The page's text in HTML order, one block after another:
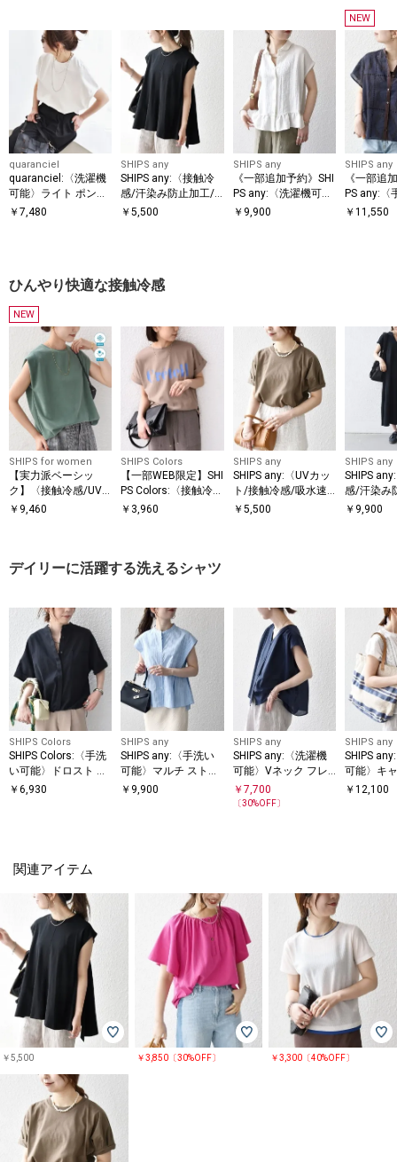
quaranciel
quaranciel:〈洗濯機
可能〉ライト ポンチ
コンパクト フレンチ
￥ 7,480
SHIPS any
SHIPS any:〈接触冷
感/汗染み防止加工/
洗濯機可能〉Aライン
￥5,500
SHIPS any
《一部追加予約》SHI
PS any:〈洗濯機可
能〉カラミ フレンチ
￥ 9,900
NEW
SHIPS any
《一部追
PS any:〈
能〉エン
￥11,550
ひんやり快適な接触冷感
NEW
SHIPS for women
【実力派ベーシッ
ク】〈接触冷感/UV
カット〉マイクロ パ
￥ 9,460
SHIPS Colors
【一部WEB限定】SHI
PS Colors:〈接触冷
感・UVカット〉ビッ
￥ 3,960
SHIPS any
SHIPS any:〈UVカッ
ト/接触冷感/吸水速
乾/洗濯機可能〉USA
￥ 5,500
SHIPS any
SHIPS
感/汗染み
洗濯機可
￥ 9,900
デイリーに活躍する洗えるシャツ
SHIPS Colors
SHIPS Colors:〈手洗
い可能〉ドロスト シ
ャツ◇
￥ 6,930
SHIPS any
SHIPS any:〈手洗い
可能〉マルチ ストラ
イプ ペプラム シャツ
￥ 9,900
SHIPS any
SHIPS any:〈洗濯機
可能〉Vネック フレ
ンチ ギャザー ブラウ
ス
￥ 7,700
〔30%OFF〕
SHIPS any
SHIPS
可能〉キ
ク ハシゴ
￥12,100
関連アイテム
￥5,500 ￥3,850〔30%OFF〕 ￥3,300〔40%OFF〕